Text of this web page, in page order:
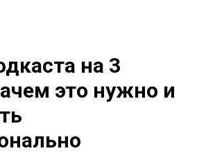
на 3
это нужно и